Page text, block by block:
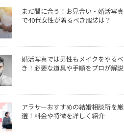
まだ間に合う！お見合い・婚活写真
で40代女性が着るべき服装は？
婚活写真では男性もメイクをやるべ
き！必要な道具や手順をプロが解説
アラサーおすすめの結婚相談所を厳
選！料金や特徴を詳しく紹介